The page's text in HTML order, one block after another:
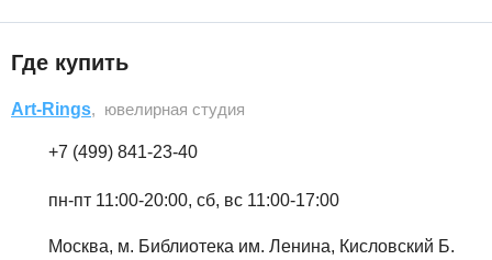
Где купить
Art-Rings, ювелирная студия
+7 (499) 841-23-40
пн-пт 11:00-20:00, сб, вс 11:00-17:00
Москва, м. Библиотека им. Ленина, Кисловский Б.